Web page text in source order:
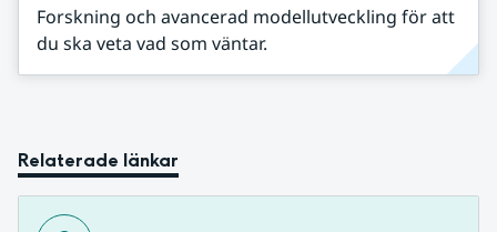
Forskning och avancerad modellutveckling för att
du ska veta vad som väntar.
Relaterade länkar